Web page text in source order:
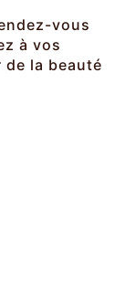
vous
à vos
de la beauté